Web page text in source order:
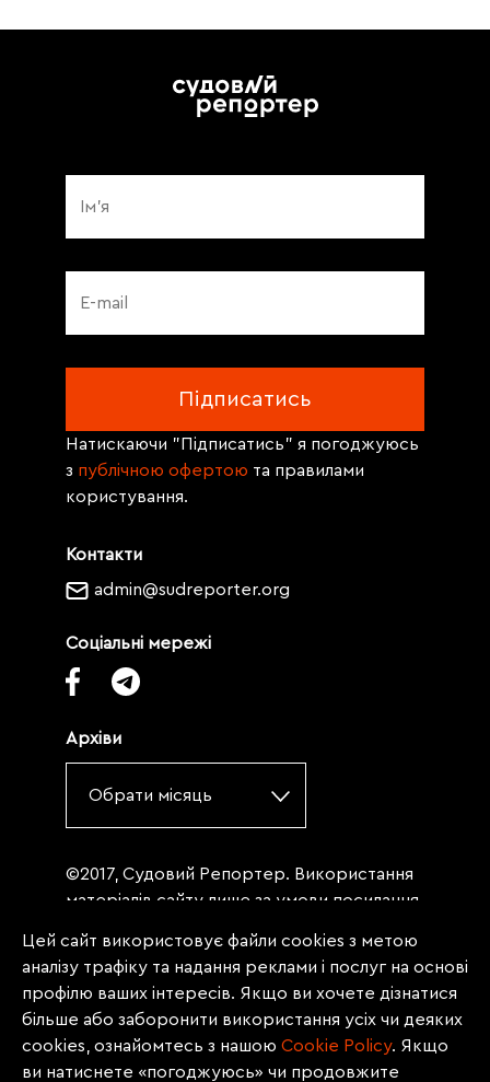
Контакти
admin@sudreporter.org
Соціальні мережі
Архіви
Обрати місяць
Натискаючи "Підписатись" я погоджуюсь
з публічною офертою та правилами
користування.
©2017, Судовий Репортер. Використання
матеріалів сайту лише за умови посилання
«Судовий репортер» не нижче третього
абзацу. Матеріали, щодо яких міститься
заборона на повну републікацію
(передрук, копіювання, відтворення або
інше використання), заборонено
Цей сайт використовує файли cookies з метою
аналізу трафіку та надання реклами і послуг на основі
профілю ваших інтересів. Якщо ви хочете дізнатися
більше або заборонити використання усіх чи деяких
cookies, ознайомтесь з нашою Сookie Policy. Якщо
ви натиснете «погоджуюсь» чи продовжите